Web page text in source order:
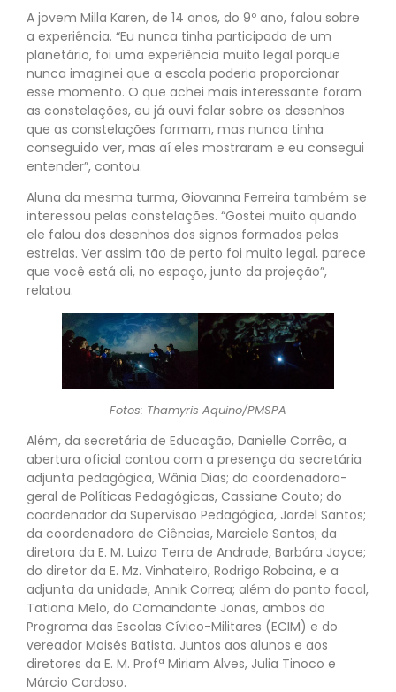
A jovem Milla Karen, de 14 anos, do 9º ano, falou sobre
a experiência. “Eu nunca tinha participado de um
planetário, foi uma experiência muito legal porque
nunca imaginei que a escola poderia proporcionar
esse momento. O que achei mais interessante foram
as constelações, eu já ouvi falar sobre os desenhos
que as constelações formam, mas nunca tinha
conseguido ver, mas aí eles mostraram e eu consegui
entender”, contou.
Aluna da mesma turma, Giovanna Ferreira também se
interessou pelas constelações. “Gostei muito quando
ele falou dos desenhos dos signos formados pelas
estrelas. Ver assim tão de perto foi muito legal, parece
que você está ali, no espaço, junto da projeção”,
relatou.
Fotos: Thamyris Aquino/PMSPA
Além, da secretária de Educação, Danielle Corrêa, a
abertura oficial contou com a presença da secretária
adjunta pedagógica, Wânia Dias; da coordenadora-
geral de Políticas Pedagógicas, Cassiane Couto; do
coordenador da Supervisão Pedagógica, Jardel Santos;
da coordenadora de Ciências, Marciele Santos; da
diretora da E. M. Luiza Terra de Andrade, Barbára Joyce;
do diretor da E. Mz. Vinhateiro, Rodrigo Robaina, e a
adjunta da unidade, Annik Correa; além do ponto focal,
Tatiana Melo, do Comandante Jonas, ambos do
Programa das Escolas Cívico-Militares (ECIM) e do
vereador Moisés Batista. Juntos aos alunos e aos
diretores da E. M. Profª Miriam Alves, Julia Tinoco e
Márcio Cardoso.